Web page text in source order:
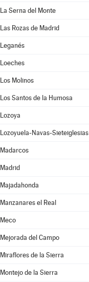
La Serna del Monte
Las Rozas de Madrid
Leganés
Loeches
Los Molinos
Los Santos de la Humosa
Lozoya
Lozoyuela-Navas-Sieteiglesias
Madarcos
Madrid
Majadahonda
Manzanares el Real
Meco
Mejorada del Campo
Miraflores de la Sierra
Montejo de la Sierra